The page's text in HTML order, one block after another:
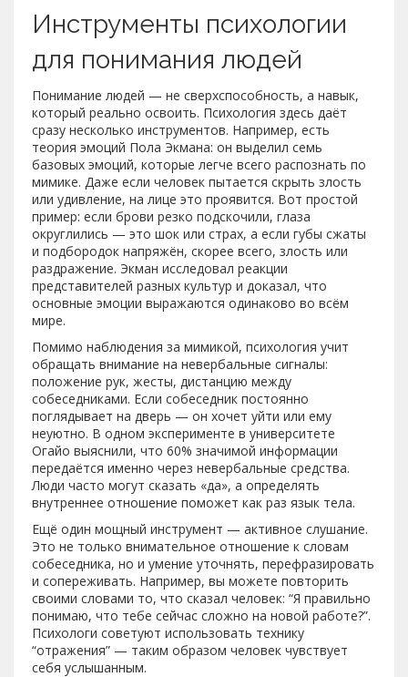
Инструменты психологии
для понимания людей
Понимание людей — не сверхспособность, а навык,
который реально освоить. Психология здесь даёт
сразу несколько инструментов. Например, есть
теория эмоций Пола Экмана: он выделил семь
базовых эмоций, которые легче всего распознать по
мимике. Даже если человек пытается скрыть злость
или удивление, на лице это проявится. Вот простой
пример: если брови резко подскочили, глаза
округлились — это шок или страх, а если губы сжаты
и подбородок напряжён, скорее всего, злость или
раздражение. Экман исследовал реакции
представителей разных культур и доказал, что
основные эмоции выражаются одинаково во всём
мире.
Помимо наблюдения за мимикой, психология учит
обращать внимание на невербальные сигналы:
положение рук, жесты, дистанцию между
собеседниками. Если собеседник постоянно
поглядывает на дверь — он хочет уйти или ему
неуютно. В одном эксперименте в университете
Огайо выяснили, что 60% значимой информации
передаётся именно через невербальные средства.
Люди часто могут сказать «да», а определять
внутреннее отношение поможет как раз язык тела.
Ещё один мощный инструмент — активное слушание.
Это не только внимательное отношение к словам
собеседника, но и умение уточнять, перефразировать
и сопереживать. Например, вы можете повторить
своими словами то, что сказал человек: “Я правильно
понимаю, что тебе сейчас сложно на новой работе?”.
Психологи советуют использовать технику
“отражения” — таким образом человек чувствует
себя услышанным.